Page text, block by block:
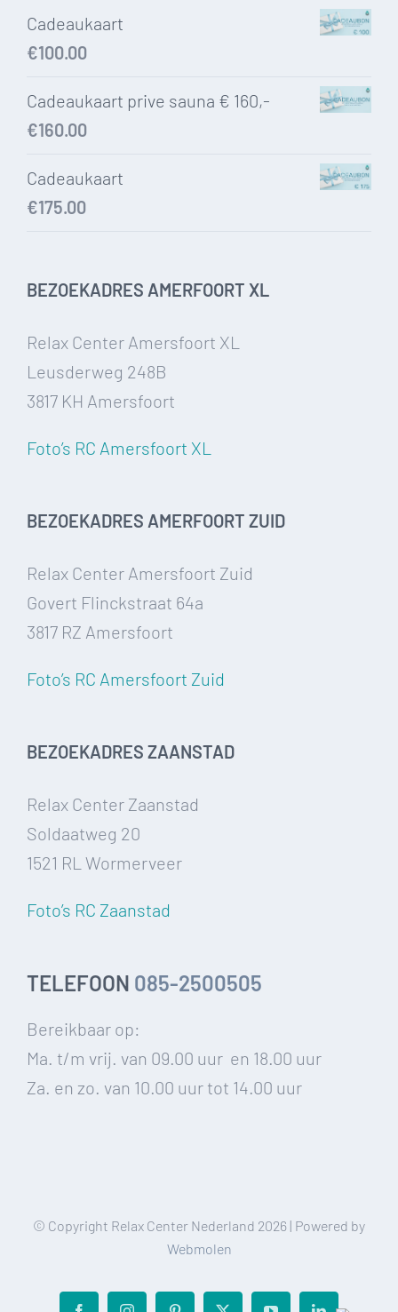
Cadeaukaart
€100.00
Cadeaukaart prive sauna € 160,-
€160.00
Cadeaukaart
€175.00
BEZOEKADRES AMERFOORT XL
Relax Center Amersfoort XL
Leusderweg 248B
3817 KH Amersfoort
Foto’s RC Amersfoort XL
BEZOEKADRES AMERFOORT ZUID
Relax Center Amersfoort Zuid
Govert Flinckstraat 64a
3817 RZ Amersfoort
Foto’s RC Amersfoort Zuid
BEZOEKADRES ZAANSTAD
Relax Center Zaanstad
Soldaatweg 20
1521 RL Wormerveer
Foto’s RC Zaanstad
TELEFOON 085-2500505
Bereikbaar op:
Ma. t/m vrij. van 09.00 uur en 18.00 uur
Za. en zo. van 10.00 uur tot 14.00 uur
© Copyright Relax Center Nederland 2026 | Powered by
Webmolen